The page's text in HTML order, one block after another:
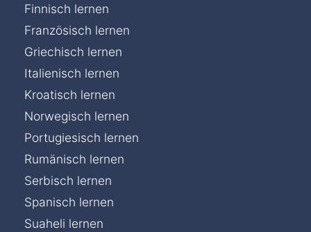
Finnisch lernen
Französisch lernen
Griechisch lernen
Italienisch lernen
Kroatisch lernen
Norwegisch lernen
Portugiesisch lernen
Rumänisch lernen
Serbisch lernen
Spanisch lernen
Suaheli lernen